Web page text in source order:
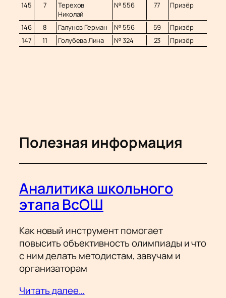
145
7
Терехов
Николай
№ 556 77 Призёр
146 8 Галунов Герман № 556 59
Призёр
147
11 Голубева Лина № 324 23 Призёр
Полезная информация
Аналитика школьного
этапа ВсОШ
Как новый инструмент помогает
повысить объективность олимпиады и что
с ним делать методистам, завучам и
организаторам
Читать далее…